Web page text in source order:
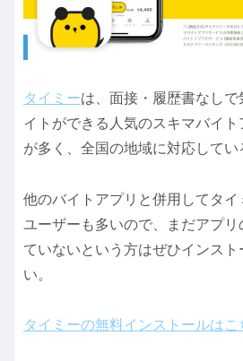
タイミーは、面接・履歴書なし
イトができる人気のスキマバイ
が多く、全国の地域に対応してい
他のバイトアプリと併用してタイ
ユーザーも多いので、まだアプリ
ていないという方はぜひインスト
い。
タイミーの無料インストールはこ